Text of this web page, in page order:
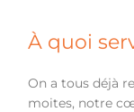
À quoi
On a tous déjà
moites, notre